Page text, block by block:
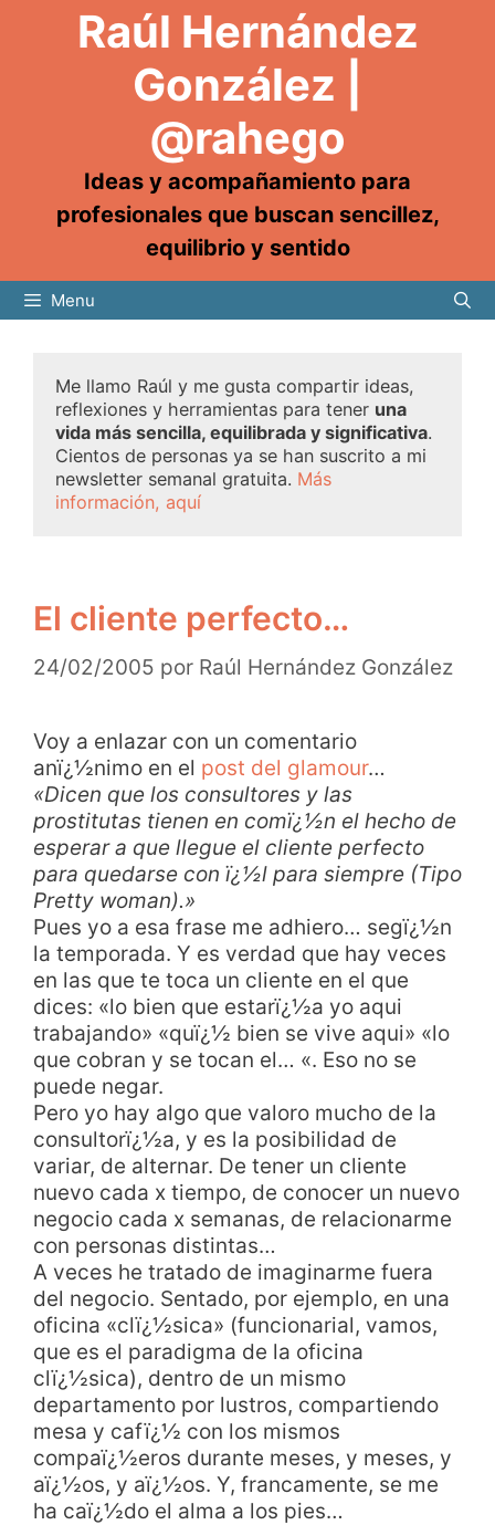
Raúl Hernández
González |
@rahego
Ideas y acompañamiento para
profesionales que buscan sencillez,
equilibrio y sentido
Menu
Me llamo Raúl y me gusta compartir ideas,
reflexiones y herramientas para tener una
vida más sencilla, equilibrada y significativa.
Cientos de personas ya se han suscrito a mi
newsletter semanal gratuita. Más
información, aquí
El cliente perfecto…
24/02/2005 por Raúl Hernández González
Voy a enlazar con un comentario
anï¿½nimo en el post del glamour…
«Dicen que los consultores y las
prostitutas tienen en comï¿½n el hecho de
esperar a que llegue el cliente perfecto
para quedarse con ï¿½l para siempre (Tipo
Pretty woman).»
Pues yo a esa frase me adhiero… segï¿½n
la temporada. Y es verdad que hay veces
en las que te toca un cliente en el que
dices: «lo bien que estarï¿½a yo aqui
trabajando» «quï¿½ bien se vive aqui» «lo
que cobran y se tocan el… «. Eso no se
puede negar.
Pero yo hay algo que valoro mucho de la
consultorï¿½a, y es la posibilidad de
variar, de alternar. De tener un cliente
nuevo cada x tiempo, de conocer un nuevo
negocio cada x semanas, de relacionarme
con personas distintas…
A veces he tratado de imaginarme fuera
del negocio. Sentado, por ejemplo, en una
oficina «clï¿½sica» (funcionarial, vamos,
que es el paradigma de la oficina
clï¿½sica), dentro de un mismo
departamento por lustros, compartiendo
mesa y cafï¿½ con los mismos
compaï¿½eros durante meses, y meses, y
aï¿½os, y aï¿½os. Y, francamente, se me
ha caï¿½do el alma a los pies…